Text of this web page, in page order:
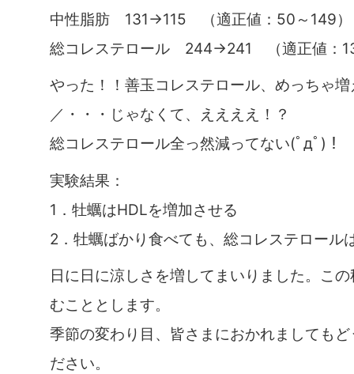
中性脂肪 131→115 （適正値：50～149）
総コレステロール 244→241 （適正値：
やった！！善玉コレステロール、めっちゃ
／・・・じゃなくて、ええええ！？
総コレステロール全っ然減ってない(ﾟдﾟ)！
実験結果：
1．牡蠣はHDLを増加させる
2．牡蠣ばかり食べても、総コレステロール
日に日に涼しさを増してまいりました。こ
むこととします。
季節の変わり目、皆さまにおかれましても
ださい。